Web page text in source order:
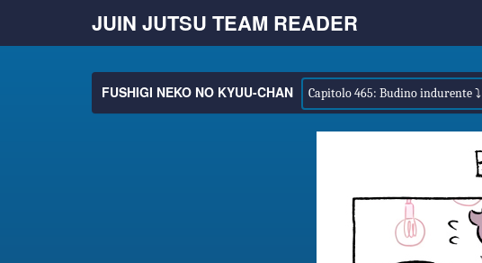
JUIN JUTSU TEAM READER
FUSHIGI NEKO NO KYUU-CHAN Capitolo 465: Budino indurente ⤵